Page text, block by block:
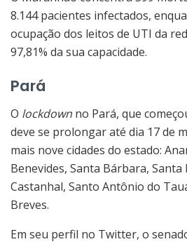
8.144 pacientes infectados,
ocupação dos leitos de UTI da
97,81% da sua capacidade.
Pará
O lockdown no Pará, que
deve se prolongar até dia 17 de
mais nove cidades do estado:
Benevides, Santa Bárbara, Santa
Castanhal, Santo Antônio do
Breves.
Em seu perfil no Twitter, o